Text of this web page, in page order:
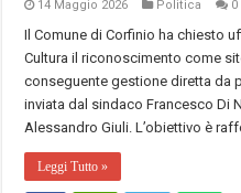
14 Maggio 2026 Politica 0
Il Comune di Corfinio ha chiesto
Cultura il riconoscimento come
conseguente gestione diretta da
inviata dal sindaco Francesco Di
Alessandro Giuli. L’obiettivo è
Leggi Tutto »